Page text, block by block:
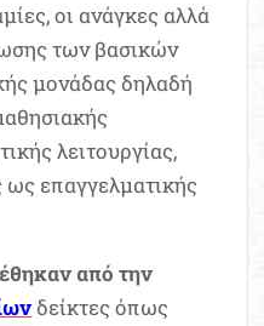
οι ανάγκες αλλά
των βασικών
μονάδας δηλαδή
λειτουργίας,
ως επαγγελματικής
από την
δείκτες όπως